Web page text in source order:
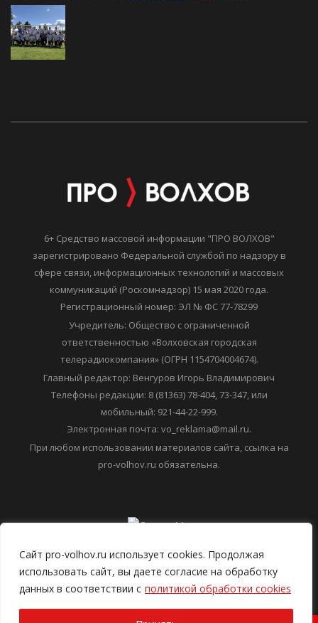
Сайт pro-volhov.ru использует cookies. Продолжая
использовать сайт, вы даете согласие на обработку
данных в соответствии с политикой обработки cookies
6+ Средство массовой информации "ПРО ВОЛХОВ"
зарегистрировано Федеральной службой по надзору в
сфере связи, информационных технологий и массовых
коммуникаций (Роскомнадзор) 15 мая 2020 года.
Регистрационный номер: ЭЛ № ФС 77-78299
Учредитель: Общество с ограниченной
ответственностью «Волховская городская
телерадиокомпания» (ОГРН 1154704004674).
Главный редактор: Венгуров Игорь Владимирович
Телефоны редакции: 8 (81363) 78-404, 73-347, или
мобильный: 921-44-22-999.
Электронная почта: vo_reklama@mail.ru.
При любом использовании материалов сайта, ссылка на
pro-volhov.ru обязательна.